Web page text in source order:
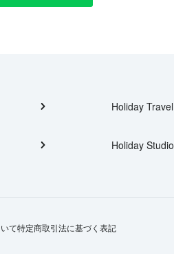
Holiday Travel
Holiday Studio
て特定商取引法に基づく表記